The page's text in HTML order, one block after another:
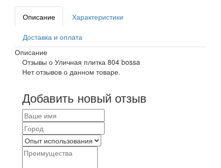
Описание Характеристики
Доставка и оплата
Описание
Отзывы о Уличная плитка 804 bossa
Нет отзывов о данном товаре.
Добавить новый отзыв